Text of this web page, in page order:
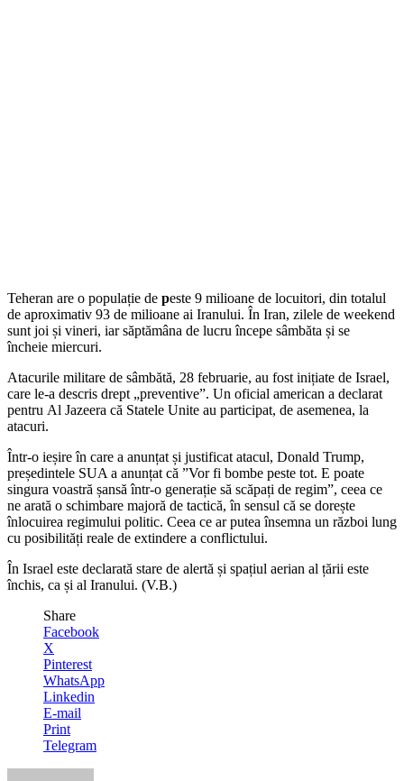
Teheran are o populație de peste 9 milioane de locuitori, din totalul
de aproximativ 93 de milioane ai Iranului. În Iran, zilele de weekend
sunt joi și vineri, iar săptămâna de lucru începe sâmbăta și se
încheie miercuri.
Atacurile militare de sâmbătă, 28 februarie, au fost inițiate de Israel,
care le-a descris drept „preventive”. Un oficial american a declarat
pentru Al Jazeera că Statele Unite au participat, de asemenea, la
atacuri.
Într-o ieșire în care a anunțat și justificat atacul, Donald Trump,
președintele SUA a anunțat că ”Vor fi bombe peste tot. E poate
singura voastră șansă într-o generație să scăpați de regim”, ceea ce
ne arată o schimbare majoră de tactică, în sensul că se dorește
înlocuirea regimului politic. Ceea ce ar putea însemna un război lung
cu posibilități reale de extindere a conflictului.
În Israel este declarată stare de alertă și spațiul aerian al țării este
închis, ca și al Iranului. (V.B.)
Share
Facebook
X
Pinterest
WhatsApp
Linkedin
E-mail
Print
Telegram